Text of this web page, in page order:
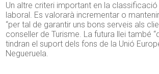
Un altre criteri important en la classificació
laboral. Es valorarà incrementar o
“per tal de garantir uns bons serveis als
conseller de Turisme. La futura llei també
tindran el suport dels fons de la Unió
Negueruela.